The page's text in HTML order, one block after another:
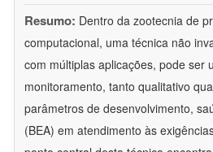
Resumo: Dentro da zootecnia de
computacional, uma técnica não
com múltiplas aplicações, pode ser
monitoramento, tanto qualitativo
parâmetros de desenvolvimento,
(BEA) em atendimento às